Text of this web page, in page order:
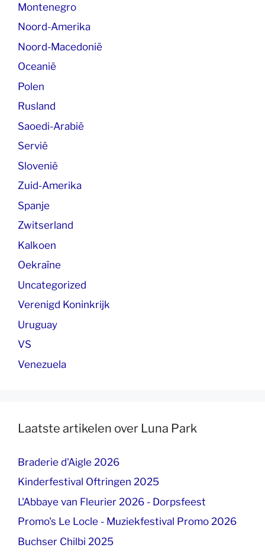
Montenegro
Noord-Amerika
Noord-Macedonië
Oceanië
Polen
Rusland
Saoedi-Arabië
Servië
Slovenië
Zuid-Amerika
Spanje
Zwitserland
Kalkoen
Oekraïne
Uncategorized
Verenigd Koninkrijk
Uruguay
VS
Venezuela
Laatste artikelen over Luna Park
Braderie d'Aigle 2026
Kinderfestival Oftringen 2025
L'Abbaye van Fleurier 2026 - Dorpsfeest
Promo's Le Locle - Muziekfestival Promo 2026
Buchser Chilbi 2025